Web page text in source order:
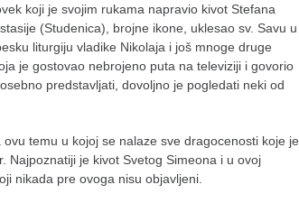
koji je svojim rukama napravio kivot Stefana
(Studenica), brojne ikone, uklesao sv. Savu u
liturgiju vladike Nikolaja i još mnoge druge
je gostovao nebrojeno puta na televiziji i govorio
predstavljati, dovoljno je pogledati neki od
temu u kojoj se nalaze sve dragocenosti koje je
Najpoznatiji je kivot Svetog Simeona i u ovoj
nikada pre ovoga nisu objavljeni.